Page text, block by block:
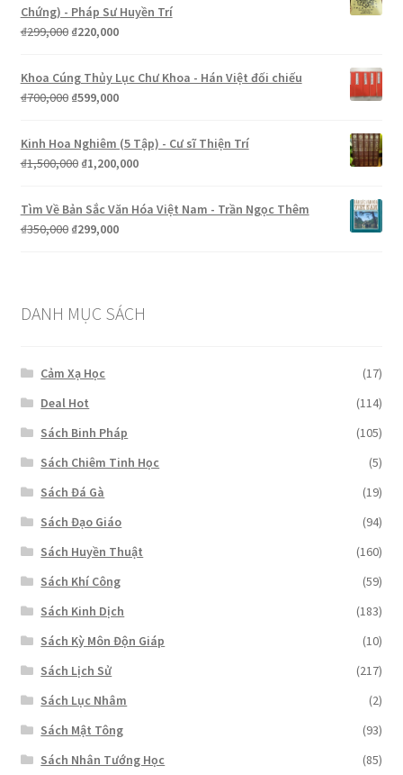
₫1,000,000.
Chứng) - Pháp Sư Huyền Trí
₫299,000 Giá
₫299,000.
₫220,000Giá
tại
là:
Khoa Cúng Thủy Lục Chư Khoa - Hán Việt đối chiếu
₫700,000 Giá
là:
₫700,000.
₫599,000Giá
tại
là:
Kinh Hoa Nghiêm (5 Tập) - Cư sĩ Thiện Trí
₫1,500,000 Giá
là:
₫1,500,000.
₫1,200,000Giá
tại
Tìm Về Bản Sắc Văn Hóa Việt Nam - Trần Ngọc Thêm
₫350,000 Giá
₫299,000Giá
₫299,000.
DANH MỤC SÁCH
Cảm Xạ Học
(17)
Deal Hot
(114)
Sách Binh Pháp
(105)
Sách Chiêm Tinh Học
(5)
Sách Đá Gà
(19)
Sách Đạo Giáo
(94)
Sách Huyền Thuật
(160)
Sách Khí Công
(59)
Sách Kinh Dịch
(183)
Sách Kỳ Môn Độn Giáp
(10)
Sách Lịch Sử
(217)
Sách Lục Nhâm
(2)
Sách Mật Tông
(93)
Sách Nhân Tướng Học
(85)